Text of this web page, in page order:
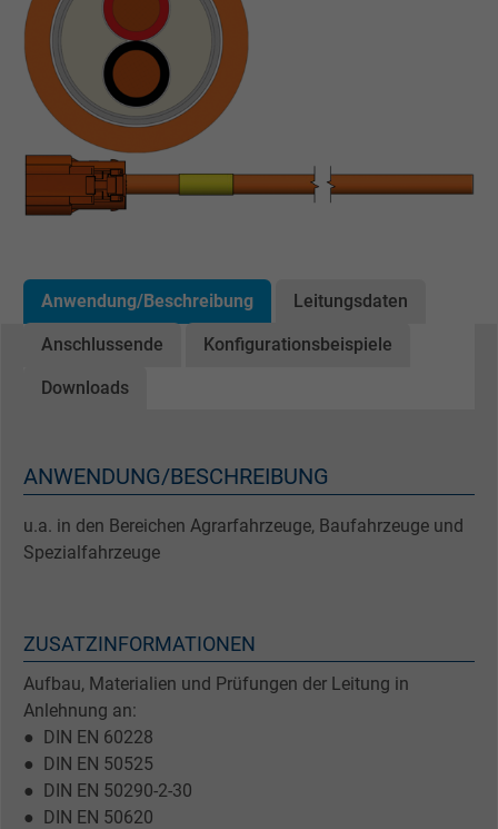
Anwendung/Beschreibung Leitungsdaten
Anschlussende Konfigurationsbeispiele
Downloads
ANWENDUNG/BESCHREIBUNG
u.a. in den Bereichen Agrarfahrzeuge, Baufahrzeuge und
Spezialfahrzeuge
ZUSATZINFORMATIONEN
Aufbau, Materialien und Prüfungen der Leitung in
Anlehnung an:
● DIN EN 60228
● DIN EN 50525
● DIN EN 50290-2-30
● DIN EN 50620